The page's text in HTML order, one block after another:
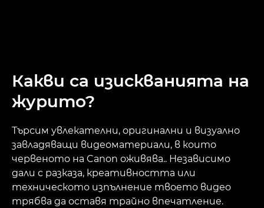
Какви са изискванията на
журито?
Търсим увлекателни, оригинални и визуално
завладяващи видеоматериали, в които
червеното на Canon оживява.. Независимо
дали с разказа, креативността или
техническото изпълнение твоето видео
трябва да оставя трайно впечатление.